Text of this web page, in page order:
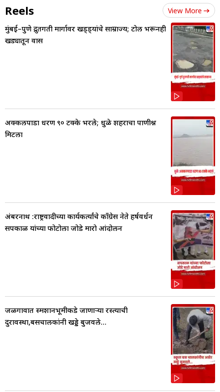
Reels View More
मुंबई–पुणे द्रुतगती मार्गावर खड्ड्यांचे साम्राज्य; टोल भरूनही
खड्यातून प्रवास
अक्कलपाडा धरण ९० टक्के भरले; धुळे शहराचा पाणीप्रश्न
मिटला
अंबरनाथ :राष्ट्रवादीच्या कार्यकर्त्यांचे काँग्रेस नेते हर्षवर्धन
सपकाळ यांच्या फोटोला जोडे मारो आंदोलन
जळगावात स्मशानभूमीकडे जाणाऱ्या रस्त्याची
दुरावस्था,बसचालकांनी खड्डे बुजवले...